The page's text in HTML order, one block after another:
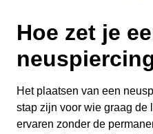
Hoe zet je
Het plaatsen van een
stap zijn voor wie graag de
ervaren zonder de